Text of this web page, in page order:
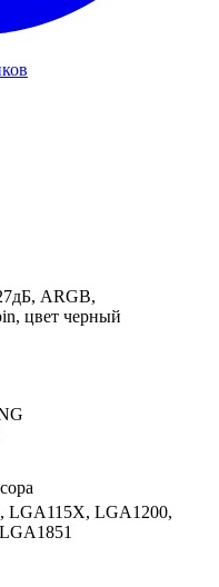
ARGB,
цвет черный
LGA115X, LGA1200,